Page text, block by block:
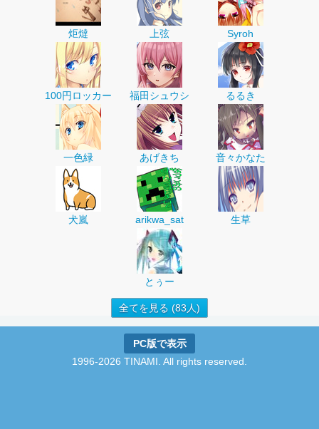
炬燵 上弦 Syroh
100円ロッカー 福田シュウシ るるき
一色緑 あげきち 音々かなた
犬嵐 arikwa_sat 生草
とぅー
全てを見る (83人)
PC版で表示
1996-2026 TINAMI. All rights reserved.